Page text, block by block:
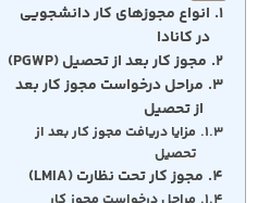
انواع مجوزهای کار دانشجویی
در کانادا
مجوز کار بعد از تحصیل (PGWP)
مراحل درخواست مجوز کار بعد
از تحصیل
مزایا دریافت مجوز کار بعد از
تحصیل
مجوز کار تحت نظارت (LMIA)